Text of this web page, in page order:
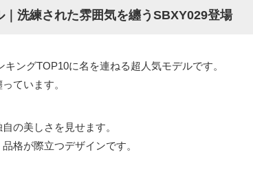
洗練された雰囲気を纏うSBXY029登場
ングTOP10に名を連ねる超人気モデルです。
ています。
の美しさを見せます。
格が際立つデザインです。